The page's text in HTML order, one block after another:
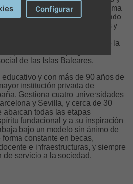
por la tecnología médica de última
asistencial le han consolidado
sanitaria para residentes y
se pone también al
de los futuros profesionales de la
con el progreso
de las Islas Baleares.
educativo y con más de 90 años de
institución privada de
Gestiona cuatro universidades
y Sevilla, y cerca de 30
abarcan todas las etapas
fundacional y a su inspiración
bajo un modelo sin ánimo de
forma constante en becas,
e infraestructuras, y siempre
de servicio a la sociedad.
Configurar